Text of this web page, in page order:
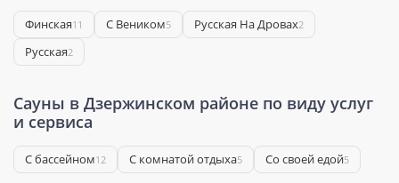
Финская11 С Веником5 Русская На Дровах2
Русская2
Сауны в Дзержинском районе по виду услуг
и сервиса
С бассейном12 С комнатой отдыха5 Со своей едой5